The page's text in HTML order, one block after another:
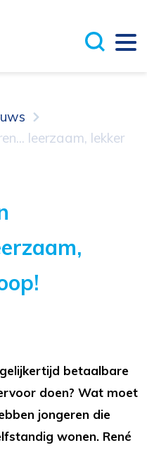
leerzaam, lekker
betaalbare
doen? Wat moet
jongeren die
wonen. René